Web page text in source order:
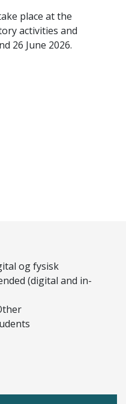
place at the
activities and
26 June 2026.
og fysisk
(digital and in-